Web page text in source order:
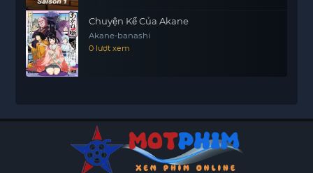
Chuyện Kể Của Akane
Akane-banashi
0 lượt xem